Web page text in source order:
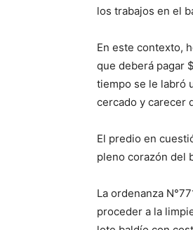
los trabajos en el
En este contexto,
que deberá pagar
tiempo se le labró
cercado y carecer
El predio en
pleno corazón del
La ordenanza
proceder a la